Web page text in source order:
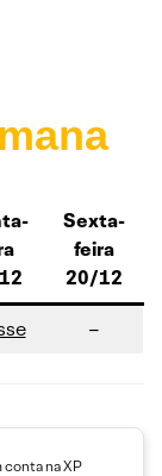
Sexta-
feira
20/12
–
conta na XP